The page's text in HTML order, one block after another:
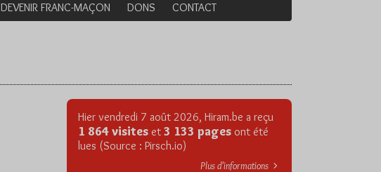
DEVENIR FRANC-MAÇON DONS CONTACT
Hier vendredi 7 août 2026, Hiram.be a reçu
1 864 visites et 3 133 pages ont été
lues (Source : Pirsch.io)
Plus d’informations